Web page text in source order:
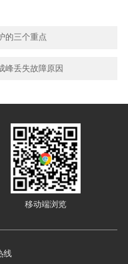
的三个重点
峰丢失故障原因
线
移动端浏览